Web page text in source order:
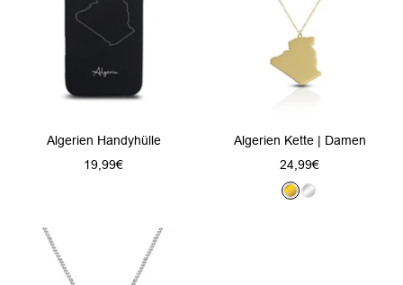
Algerien Handyhülle
Angebotspreis
19,99€
Algerien Kette | Damen
Angebotspreis
24,99€
G S